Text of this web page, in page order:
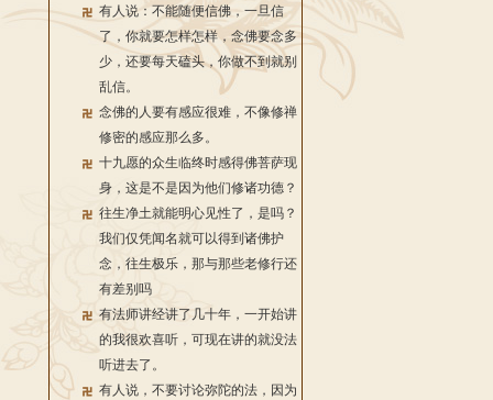
有人说：不能随便信佛，一旦信
了，你就要怎样怎样，念佛要念多
少，还要每天磕头，你做不到就别
乱信。
念佛的人要有感应很难，不像修禅
修密的感应那么多。
十九愿的众生临终时感得佛菩萨现
身，这是不是因为他们修诸功德？
往生净土就能明心见性了，是吗？
我们仅凭闻名就可以得到诸佛护
念，往生极乐，那与那些老修行还
有差别吗
有法师讲经讲了几十年，一开始讲
的我很欢喜听，可现在讲的就没法
听进去了。
有人说，不要讨论弥陀的法，因为